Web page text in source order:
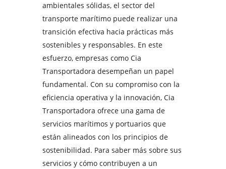
ambientales sólidas, el sector del
transporte marítimo puede realizar una
transición efectiva hacia prácticas más
sostenibles y responsables. En este
esfuerzo, empresas como Cia
Transportadora desempeñan un papel
fundamental. Con su compromiso con la
eficiencia operativa y la innovación, Cia
Transportadora ofrece una gama de
servicios marítimos y portuarios que
están alineados con los principios de
sostenibilidad. Para saber más sobre sus
servicios y cómo contribuyen a un